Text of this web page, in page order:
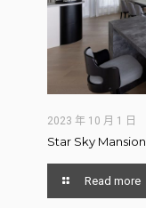
2023 年 10 月 1 日
Star Sky Mansion
Read more